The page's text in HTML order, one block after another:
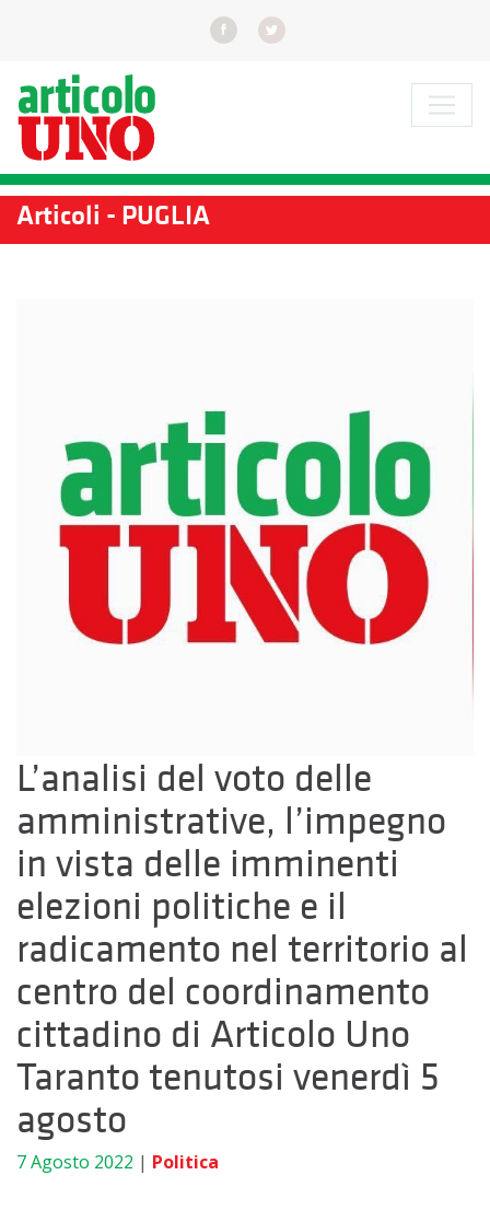
Articoli - PUGLIA
L’analisi del voto delle
amministrative, l’impegno
in vista delle imminenti
elezioni politiche e il
radicamento nel territorio al
centro del coordinamento
cittadino di Articolo Uno
Taranto tenutosi venerdì 5
agosto
7 Agosto 2022 | Politica